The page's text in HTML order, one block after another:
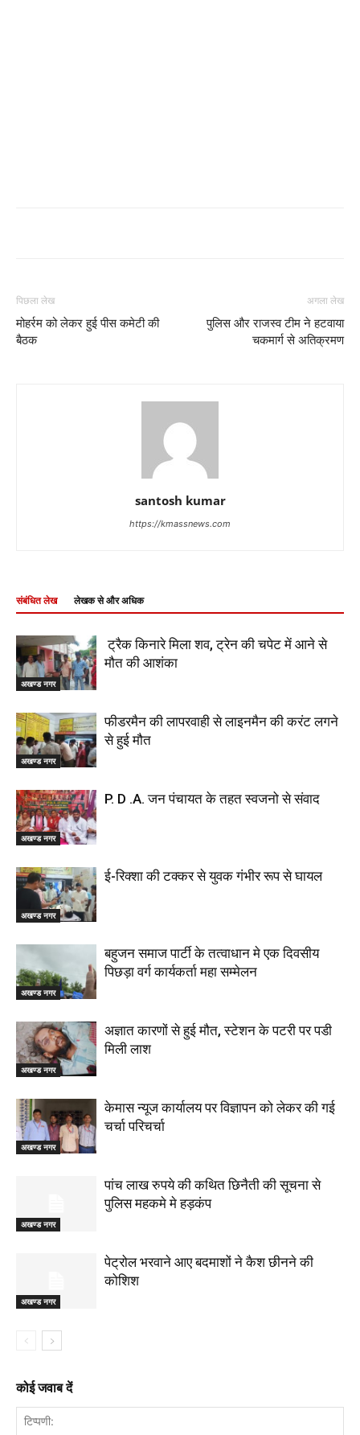
पिछला लेख
मोहर्रम को लेकर हुई पीस कमेटी की
बैठक
अगला लेख
पुलिस और राजस्व टीम ने हटवाया
चकमार्ग से अतिक्रमण
santosh kumar
https://kmassnews.com
संबंधित लेख लेखक से और अधिक
अखण्ड नगर
ट्रैक किनारे मिला शव, ट्रेन की चपेट में आने से
मौत की आशंका
अखण्ड नगर
फीडरमैन की लापरवाही से लाइनमैन की करंट लगने
से हुई मौत
अखण्ड नगर
P. D .A. जन पंचायत के तहत स्वजनो से संवाद
अखण्ड नगर
ई-रिक्शा की टक्कर से युवक गंभीर रूप से घायल
अखण्ड नगर
बहुजन समाज पार्टी के तत्वाधान मे एक दिवसीय
पिछड़ा वर्ग कार्यकर्ता महा सम्मेलन
अखण्ड नगर
अज्ञात कारणों से हुई मौत, स्टेशन के पटरी पर पडी
मिली लाश
अखण्ड नगर
केमास न्यूज कार्यालय पर विज्ञापन को लेकर की गई
चर्चा परिचर्चा
अखण्ड नगर
पांच लाख रुपये की कथित छिनैती की सूचना से
पुलिस महकमे मे हड़कंप
अखण्ड नगर
पेट्रोल भरवाने आए बदमाशों ने कैश छीनने की
कोशिश
कोई जवाब दें